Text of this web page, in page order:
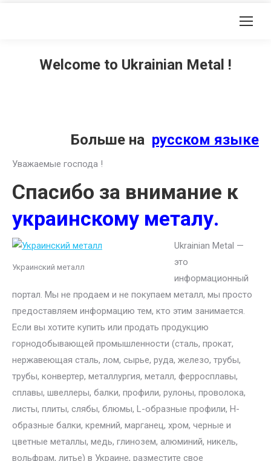
Welcome to Ukrainian Metal !
Больше на русском языке
Уважаемые господа !
Спасибо за внимание к
украинскому металу.
Украинский металл
Ukrainian Metal —
это
информационный
портал. Мы не продаем и не покупаем металл, мы просто
предоставляем информацию тем, кто этим занимается.
Если вы хотите купить или продать продукцию
горнодобывающей промышленности (сталь, прокат,
нержавеющая сталь, лом, сырье, руда, железо, трубы,
трубы, конвертер, металлургия, металл, ферросплавы,
сплавы, швеллеры, балки, профили, рулоны, проволока,
листы, плиты, слябы, блюмы, L-образные профили, H-
образные балки, кремний, марганец, хром, черные и
цветные металлы, медь, глинозем, алюминий, никель,
вольфрам, литье) в Украине, разместите свое